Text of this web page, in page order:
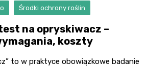
Środki ochrony roślin
na opryskiwacz –
koszty
to w praktyce obowiązkowe badanie